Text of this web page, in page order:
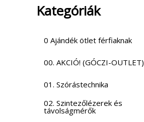
Kategóriák
0 Ajándék ötlet férfiaknak
00. AKCIÓ! (GÓCZI-OUTLET)
01. Szórástechnika
02. Szintezőlézerek és
távolságmérők